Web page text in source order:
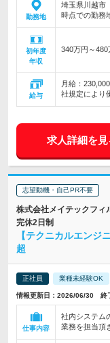
勤務地
埼玉県川越市
時点での勤務
初年度
年収
340万円～480
給与
月給：
社規定により
求人詳細を見
志望動機・自己PR不要
株式会社メイテックフィ
完休2日制
【テクニカルエンジ
超
正社員 業種未経験OK
情報更新日：2026/06/30 終
仕事内容
社内システム
業務を担当頂